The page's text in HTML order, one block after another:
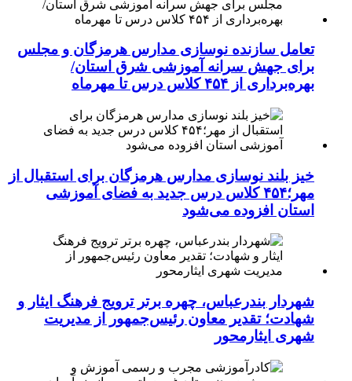
تعامل سازنده نوسازی مدارس هرمزگان و مجلس
برای جهش سرانه آموزشی شرق استان/
بهره‌برداری از ۴۵۴ کلاس درس تا مهرماه
خیز بلند نوسازی مدارس هرمزگان برای استقبال از
مهر؛۴۵۴ کلاس درس جدید به فضای آموزشی
استان افزوده می‌شود
شهردار بندرعباس، چهره برتر ترویج فرهنگ ایثار و
شهادت؛ تقدیر معاون رئیس‌جمهور از مدیریت
شهری ایثارمحور